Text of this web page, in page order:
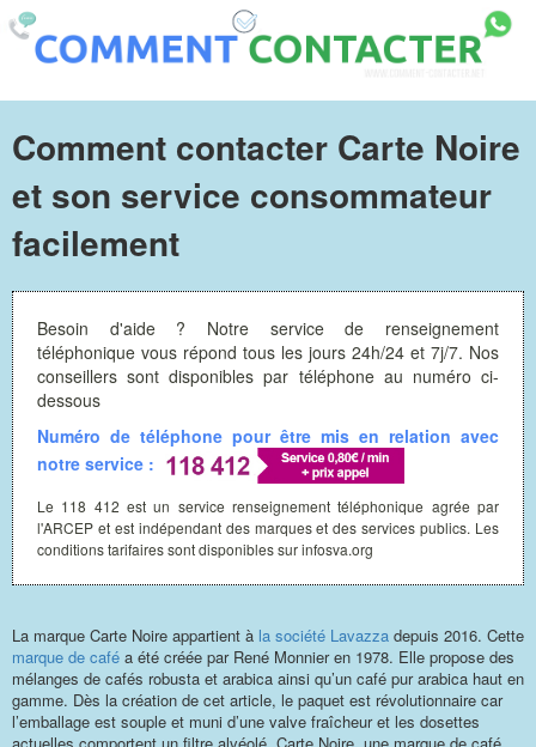
Comment contacter Carte Noire
et son service consommateur
facilement
Besoin d'aide ? Notre service de renseignement
téléphonique vous répond tous les jours 24h/24 et 7j/7. Nos
conseillers sont disponibles par téléphone au numéro ci-
dessous
Numéro de téléphone pour être mis en relation avec
notre service :
Le 118 412 est un service renseignement téléphonique agrée par
l'ARCEP et est indépendant des marques et des services publics. Les
conditions tarifaires sont disponibles sur infosva.org
La marque Carte Noire appartient à la société Lavazza depuis 2016. Cette
marque de café a été créée par René Monnier en 1978. Elle propose des
mélanges de cafés robusta et arabica ainsi qu’un café pur arabica haut en
gamme. Dès la création de cet article, le paquet est révolutionnaire car
l’emballage est souple et muni d’une valve fraîcheur et les dosettes